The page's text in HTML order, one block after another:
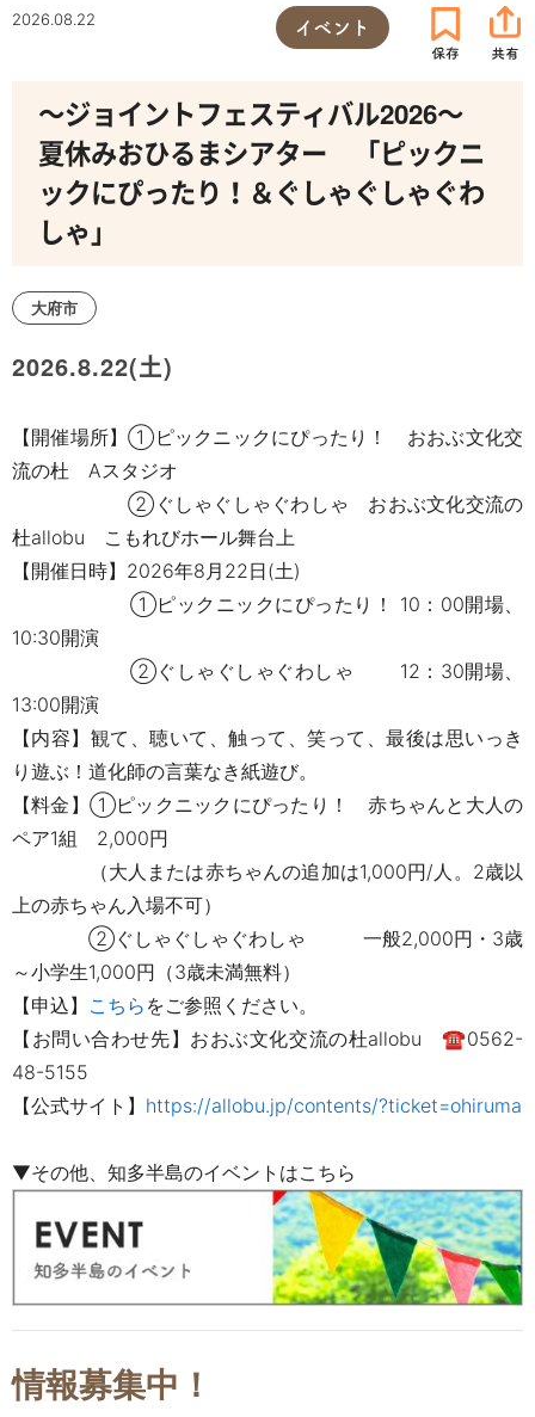
2026.08.22 イベント
～ジョイントフェスティバル2026～
夏休みおひるまシアター 「ピックニ
ックにぴったり！＆ぐしゃぐしゃぐわ
しゃ」
大府市
2026.8.22(土)
【開催場所】①ピックニックにぴったり！ おおぶ文化交
流の杜 Aスタジオ
②ぐしゃぐしゃぐわしゃ おおぶ文化交流の
杜allobu こもれびホール舞台上
【開催日時】2026年8月22日(土)
①ピックニックにぴったり！ 10：00開場、
10:30開演
②ぐしゃぐしゃぐわしゃ 12：30開場、
13:00開演
【内容】 観て、聴いて、触って、笑って、最後は思いっき
り遊ぶ！道化師の言葉なき紙遊び。
【料金】 ①ピックニックにぴったり！ 赤ちゃんと大人の
ペア1組 2,000円
（大人または赤ちゃんの追加は1,000円/人。2歳以
上の赤ちゃん入場不可）
②ぐしゃぐしゃぐわしゃ 一般2,000円・3歳
～小学生1,000円（3歳未満無料）
【申込】 こちら をご参照ください。
【お問い合わせ先】おおぶ文化交流の杜allobu ☎0562-
48-5155
【公式サイト】 https://allobu.jp/contents/?ticket=ohiruma
▼その他、知多半島のイベントはこちら
情報募集中！